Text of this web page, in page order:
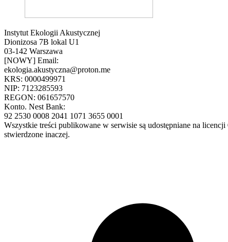
Instytut Ekologii Akustycznej
Dionizosa 7B lokal U1
03-142 Warszawa
[NOWY] Email:
ekologia.akustyczna@proton.me
KRS: 0000499971
NIP: 7123285593
REGON: 061657570
Konto. Nest Bank:
92 2530 0008 2041 1071 3655 0001
Wszystkie treści publikowane w serwisie są udostępniane na
stwierdzone inaczej.